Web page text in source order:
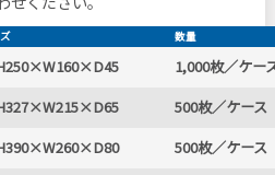
数量
1,000枚／ケー
500枚／ケース
500枚／ケース